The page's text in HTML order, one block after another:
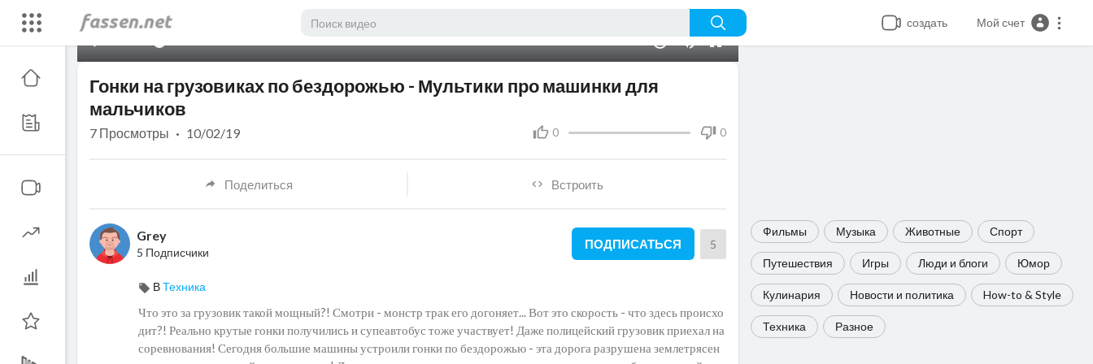
создать Мой счет
Фильмы Музыка Животные Спорт
Путешествия Игры Люди и блоги Юмор
Кулинария Новости и политика How-to & Style
Техника Разное
Гонки на грузовиках по бездорожью - Мультики про машинки для
мальчиков
0 0
7 Просмотры · 10/02/19
Поделиться Встроить
Grey
5 Подписчики
ПОДПИСАТЬСЯ 5
ВТехника
Что это за грузовик такой мощный?! Смотри - монстр трак его догоняет... Вот это скорость - что здесь происхо
дит?! Реально крутые гонки получились и супеавтобус тоже участвует! Даже полицейский грузовик приехал на
соревнования! Сегодня большие машины устроили гонки по бездорожью - эта дорога разрушена землетрясен